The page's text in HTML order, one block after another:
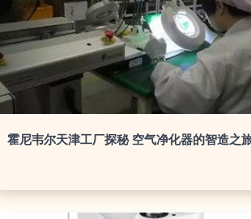
霍尼韦尔天津工厂探秘 空气净化器的智造之